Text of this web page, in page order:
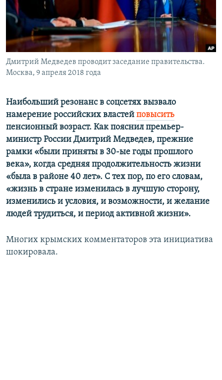
ПОБЕДИТЕЛЕЙ НЕ СУДЯТ?
КРЫМ.НЕПОКОРЕННЫЙ
ELIFBE
УКРАИНСКАЯ ПРОБЛЕМА КРЫМА
ПРИСОЕДИНЯЙТЕСЬ!
Все сайты RFE/RL
Дмитрий Медведев проводит заседание правительства.
Москва, 9 апреля 2018 года
Наибольший резонанс в соцсетях вызвало
намерение российских властей повысить
пенсионный возраст. Как пояснил премьер-
министр России Дмитрий Медведев, прежние
рамки «были приняты в 30-ые годы прошлого
века», когда средняя продолжительность жизни
«была в районе 40 лет». С тех пор, по его словам,
«жизнь в стране изменилась в лучшую сторону,
изменились и условия, и возможности, и желание
людей трудиться, и период активной жизни».
Многих крымских комментаторов эта инициатива
шокировала.